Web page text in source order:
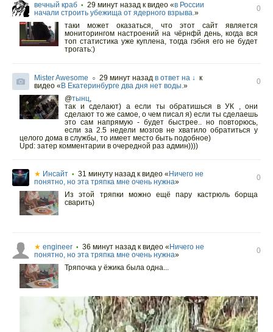
вечный краб • 29 минут назад к видео «в России
начали строить убежища от ядерного взрыва.»
0
таки может оказаться, что этот сайт является
мониторингом настроений на чёрнфй день, когда вся
топ статистика уже куплена, тогда гэбня его не будет
трогать:)
Mister Awesome ○ 29 минут назад в ответ на ↓ к
видео « В Екатеринбурге два дня нет воды.»
0
@тынц,
так и сделают) а если ты обратишься в УК , они
сделают то же самое, о чем писал я) если ты сделаешь
это сам напрямую - будет быстрее.. но повторюсь,
если за 2.5 недели мозгов не хватило обратиться у
целого дома в службы, то имеет место быть подобное)
Upd: затер комментарии в очередной раз админ))))
★ Инсайт • 31 минуту назад к видео « Ничего не
понятно, но эта тряпка мне очень нужна»
0
Из этой тряпки можно ещё пару кастрюль борща
сварить)
★ engineer • 36 минут назад к видео « Ничего не
понятно, но эта тряпка мне очень нужна»
0
Тряпочка у ёжика была одна...